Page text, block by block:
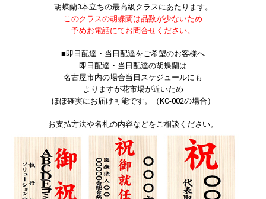
胡蝶蘭3本立ちの最高級クラスにあたります。
このクラスの胡蝶蘭は品数が少ないため
予めお電話にてお問合せください。
■即日配達・当日配達をご希望のお客様へ
即日配達・当日配達の胡蝶蘭は
名古屋市内の場合当日スケジュールにも
よりますが花市場が近いため
ほぼ確実にお届け可能です。（KC-002の場合）
お支払方法や名札の内容などをご相談ください。